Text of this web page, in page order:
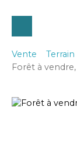
Vente Terrain
Forêt à